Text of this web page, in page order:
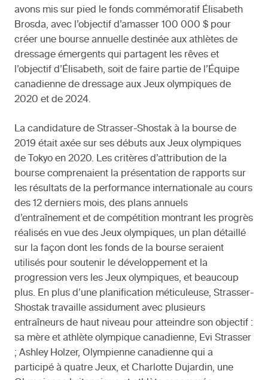
avons mis sur pied le fonds commémoratif Élisabeth
Brosda, avec l’objectif d’amasser 100 000 $ pour
créer une bourse annuelle destinée aux athlètes de
dressage émergents qui partagent les rêves et
l’objectif d’Élisabeth, soit de faire partie de l’Équipe
canadienne de dressage aux Jeux olympiques de
2020 et de 2024.
La candidature de Strasser-Shostak à la bourse de
2019 était axée sur ses débuts aux Jeux olympiques
de Tokyo en 2020. Les critères d’attribution de la
bourse comprenaient la présentation de rapports sur
les résultats de la performance internationale au cours
des 12 derniers mois, des plans annuels
d’entraînement et de compétition montrant les progrès
réalisés en vue des Jeux olympiques, un plan détaillé
sur la façon dont les fonds de la bourse seraient
utilisés pour soutenir le développement et la
progression vers les Jeux olympiques, et beaucoup
plus. En plus d’une planification méticuleuse, Strasser-
Shostak travaille assidument avec plusieurs
entraîneurs de haut niveau pour atteindre son objectif :
sa mère et athlète olympique canadienne, Evi Strasser
; Ashley Holzer, Olympienne canadienne qui a
participé à quatre Jeux, et Charlotte Dujardin, une